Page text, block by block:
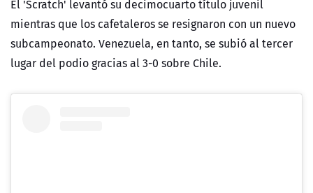
El 'Scratch' levantó su decimocuarto título juvenil
mientras que los cafetaleros se resignaron con un nuevo
subcampeonato. Venezuela, en tanto, se subió al tercer
lugar del podio gracias al 3-0 sobre Chile.